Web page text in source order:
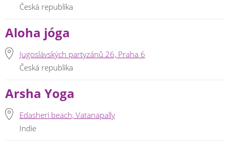
Česká republika
Aloha jóga
Jugoslávských partyzánů 26, Praha 6
Česká republika
Arsha Yoga
Edasheri beach, Vatanapally
Indie